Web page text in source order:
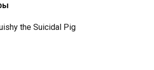
the Suicidal Pig